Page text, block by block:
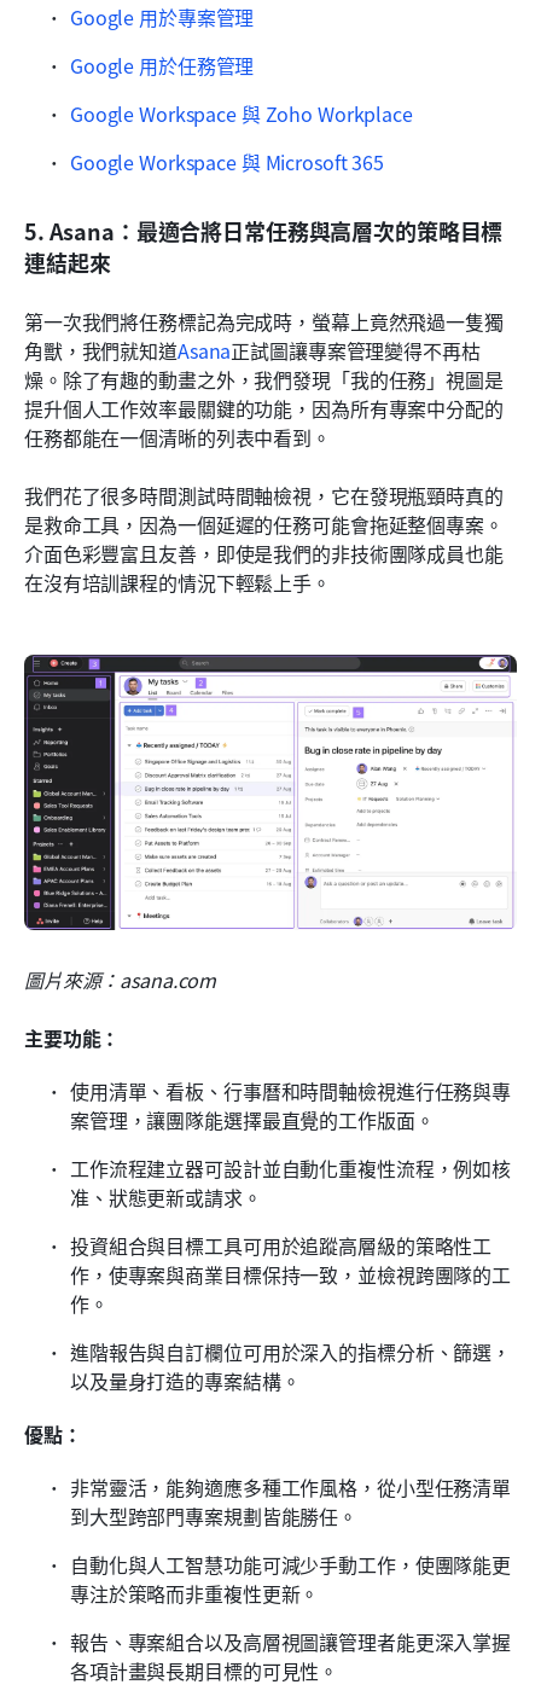
Google 用於專案管理
Google 用於任務管理
Google Workspace 與 Zoho Workplace
Google Workspace 與 Microsoft 365
5. Asana：最適合將日常任務與高層次的策略目標
連結起來
第一次我們將任務標記為完成時，螢幕上竟然飛過一隻獨
角獸，我們就知道Asana正試圖讓專案管理變得不再枯
燥。除了有趣的動畫之外，我們發現「我的任務」視圖是
提升個人工作效率最關鍵的功能，因為所有專案中分配的
任務都能在一個清晰的列表中看到。
我們花了很多時間測試時間軸檢視，它在發現瓶頸時真的
是救命工具，因為一個延遲的任務可能會拖延整個專案。
介面色彩豐富且友善，即使是我們的非技術團隊成員也能
在沒有培訓課程的情況下輕鬆上手。
圖片來源：asana.com
主要功能：
使用清單、看板、行事曆和時間軸檢視進行任務與專
案管理，讓團隊能選擇最直覺的工作版面。
工作流程建立器可設計並自動化重複性流程，例如核
准、狀態更新或請求。
投資組合與目標工具可用於追蹤高層級的策略性工
作，使專案與商業目標保持一致，並檢視跨團隊的工
作。
進階報告與自訂欄位可用於深入的指標分析、篩選，
以及量身打造的專案結構。
優點：
非常靈活，能夠適應多種工作風格，從小型任務清單
到大型跨部門專案規劃皆能勝任。
自動化與人工智慧功能可減少手動工作，使團隊能更
專注於策略而非重複性更新。
報告、專案組合以及高層視圖讓管理者能更深入掌握
各項計畫與長期目標的可見性。